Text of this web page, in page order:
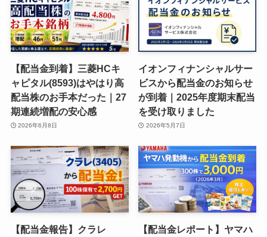
【配当金到着】三菱HCキ
ャピタル(8593)はやはり高
配当株のお手本だった｜27
期連続増配の安心感
2026年6月8日
イオンフィナンシャルサー
ビスから配当金のお知らせ
が到着｜2025年度期末配当
を受け取りました
2026年5月7日
【配当金報告】クラレ
【配当金レポート】ヤマハ